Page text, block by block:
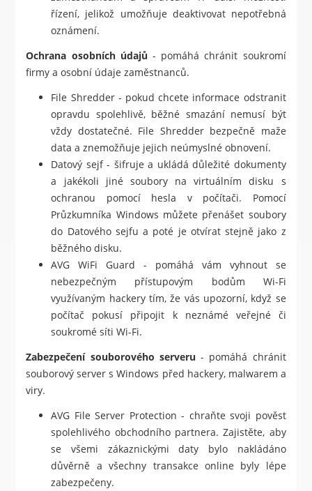
řízení, jelikož umožňuje deaktivovat nepotřebná
oznámení.
Ochrana osobních údajů - pomáhá chránit soukromí
firmy a osobní údaje zaměstnanců.
File Shredder - pokud chcete informace odstranit
opravdu spolehlivě, běžné smazání nemusí být
vždy dostatečné. File Shredder bezpečně maže
data a znemožňuje jejich neúmyslné obnovení.
Datový sejf - šifruje a ukládá důležité dokumenty
a jakékoli jiné soubory na virtuálním disku s
ochranou pomocí hesla v počítači. Pomocí
Průzkumníka Windows můžete přenášet soubory
do Datového sejfu a poté je otvírat stejně jako z
běžného disku.
AVG WiFi Guard - pomáhá vám vyhnout se
nebezpečným přístupovým bodům Wi-Fi
využívaným hackery tím, že vás upozorní, když se
počítač pokusí připojit k neznámé veřejné či
soukromé síti Wi-Fi.
Zabezpečení souborového serveru - pomáhá chránit
souborový server s Windows před hackery, malwarem a
viry.
AVG File Server Protection - chraňte svoji pověst
spolehlivého obchodního partnera. Zajistěte, aby
se všemi zákaznickými daty bylo nakládáno
důvěrně a všechny transakce online byly lépe
zabezpečeny.